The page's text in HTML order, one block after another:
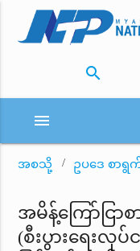
search
menu
အစသို့ ဥပဒေ စာရွ
အမိန့်ကြော်ငြ
(စီးပွားရေးလုပ်